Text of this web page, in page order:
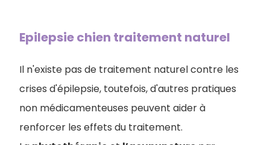
Epilepsie chien traitement naturel
Il n'existe pas de traitement naturel contre les
crises d'épilepsie, toutefois, d'autres pratiques
non médicamenteuses peuvent aider à
renforcer les effets du traitement.